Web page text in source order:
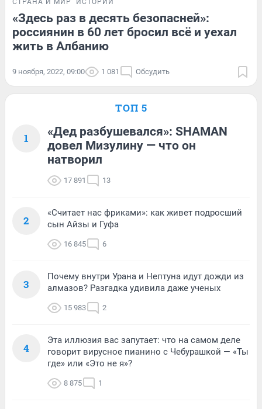
«Здесь раз в десять безопасней»:
россиянин в 60 лет бросил всё и уехал
жить в Албанию
9 ноября, 2022, 09:00 1 081 Обсудить
ТОП 5
1
«Дед разбушевался»: SHAMAN
довел Мизулину — что он
натворил
17 891 13
2
«Считает нас фриками»: как живет подросший
сын Айзы и Гуфа
16 845 6
3
Почему внутри Урана и Нептуна идут дожди из
алмазов? Разгадка удивила даже ученых
15 983 2
4
Эта иллюзия вас запутает: что на самом деле
говорит вирусное пианино с Чебурашкой — «Ты
где» или «Это не я»?
8 875 1